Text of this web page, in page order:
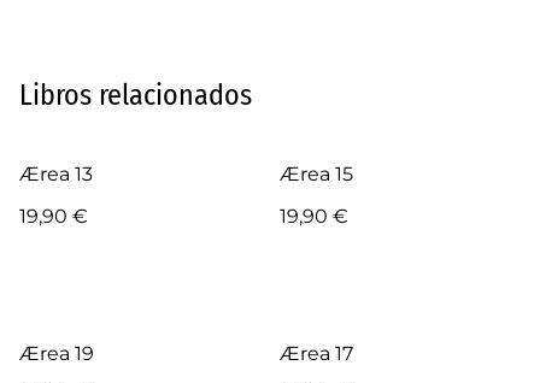
Libros relacionados
Ærea 13
19,90 €
Ærea 15
19,90 €
Ærea 19
Ærea 17